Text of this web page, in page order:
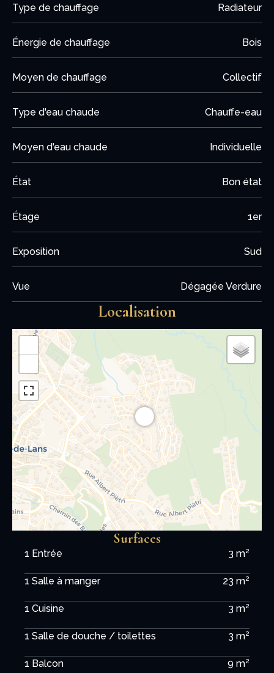
Type de chauffage Radiateur
Énergie de chauffage Bois
Moyen de chauffage Collectif
Type d'eau chaude Chauffe-eau
Moyen d'eau chaude Individuelle
État Bon état
Étage 1er
Exposition Sud
Vue Dégagée Verdure
Localisation
Surfaces
1 Entrée 3 m²
1 Salle à manger 23 m²
1 Cuisine 3 m²
1 Salle de douche / toilettes 3 m²
1 Balcon 9 m²